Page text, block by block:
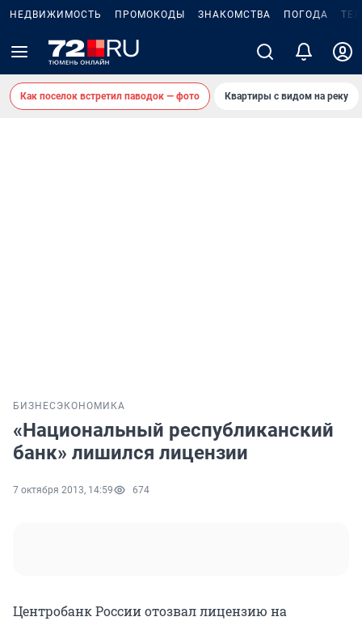
НЕДВИЖИМОСТЬ ПРОМОКОДЫ ЗНАКОМСТВА ПОГОДА
Как поселок встретил паводок — фото Квартиры с видом на реку
БИЗНЕС ЭКОНОМИКА
«Национальный республиканский
банк» лишился лицензии
7 октября 2013, 14:59 674
Центробанк России отозвал лицензию на